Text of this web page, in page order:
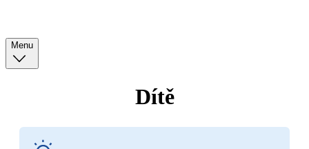
Menu
Dítě